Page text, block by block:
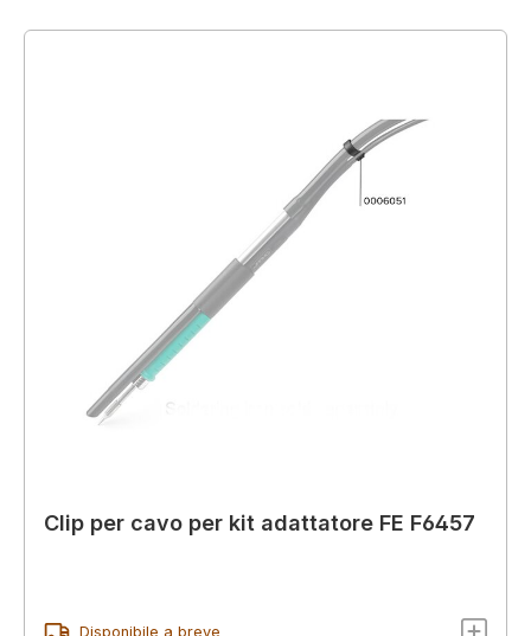
Clip per cavo per kit adattatore FE F6457
Disponibile a breve